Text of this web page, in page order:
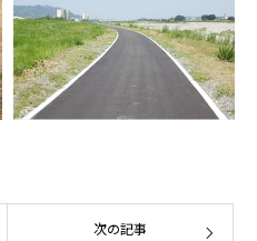
次の記事